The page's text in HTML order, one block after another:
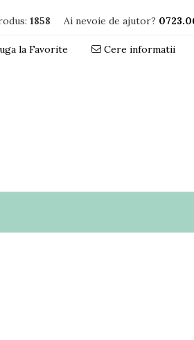
1858 Ai nevoie de ajutor?
la Favorite Cere informatii